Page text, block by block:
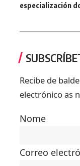
especialización
Recibe de
electrónico as
Nome
Correo